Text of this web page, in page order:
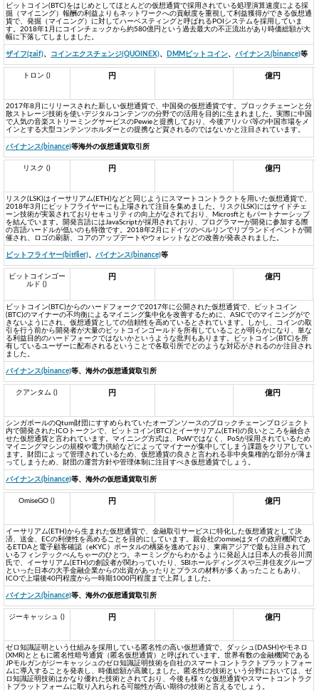
ビットコイン(BTC)をはじめとしてほとんどの仮想通貨で採用されている処理演算速度による採
掘（マイニング）報酬の利益よりもネットワークへの貢献度を重視して利益獲得ができる仮想通
貨で、発掘（マイニング）に対してハーベスティングと呼ばれるPOIシステムを採用していま
す。2018年1月にコインチェックから約580億円という過去最大の不正流出があり時価総額が大
幅に下落してしましました。
ザイフ(zaif)、 コインエクスチェンジ(QUOINEX)、 DMMビットコイン、バイナンス(binance)等
トロン () 円 億円
2017年8月にリリースされた新しい仮想通貨で、中国発の仮想通貨です。ブロックチェーンと分
散ストレージ技術を使いデジタルコンテンツの分野での活用を目的に生まれました。実際に中国
で人気の音楽ストリーミングサービスのPewieと提携しており、今後アリババ等の中国市場をメ
インとする大型コンテンツホルダーとの提携など賀されるのではないかと注目されています。
バイナンス(binance)等海外の仮想通貨取引所
リスク () 円 億円
リスク(LSK)はイーサリアム(ETH)などと同じようにスマートコントラクトを用いた仮想通貨で、
2018年3月にビットフライヤーにも上場されて注目を集めました。リスク(LSK)にはサイドチェ
ーン技術が実装されておりセキュリティの向上がなされており、Microsftともパートナーシップ
を結んでいます。開発言語にはJavaScriptが採用されており、プログラマーが開発に参加する際
の言語ハードルが低いのも特徴です。2018年2月にドイツのベルリンでリブランドイベントが開
催され、ロゴの刷新、コアのアップデートやウォレットなどの改善が発表されました。
ビットフライヤー(bitflier)、バイナンス(binance)等
ビットコインゴー
ルド ()
円 億円
ビットコイン(BTC)からのハードフォークで2017年に公開された仮想通貨で、ビットコイン
(BTC)のマイナーの不均衡によるマイニング集中化を改善するために、ASICでのマイニングがで
きないようにされ、仮想通貨としての信頼性を高めているとされています。しかし、コインの取
引を行う前から開発者が大量のビットコインゴールドを所有していることが明らかになり、単な
る利益目的のハードフォークではないかというような批判もあります。ビットコイン(BTC)を所
有しているユーザーに配布されるということで各取引所でどのような対応がされるのか注目され
ました。
バイナンス(binance)等、海外の仮想通貨取引所
クアンタム () 円 億円
シンガポールのQtum財団にすすめられていたオープンソースのブロックチェーンプロジェクト
内で開発されたICOトークンで、ビットコイン(BTC)とイーサリアム(ETH)の良いところを融合さ
せた仮想通貨と言われています。マイニング方式は、PoWではなく、PoSが採用されているため
マイニングマシンの規模や電力供給などによってマイナーが集中してしまう課題をクリアしてい
ます。財団によって管理されているため、仮想通貨の良さと言われる非中央集権的な部分が薄ま
ってしまうため、財団の運営方針や管理体制に注目すべき仮想通貨でしょう。
バイナンス(binance)等、海外の仮想通貨取引所
OmiseGO () 円 億円
イーサリアム(ETH)から生まれた仮想通貨で、金融取引サービスに特化した仮想通貨として決
済、送金、ECの利便性を高めることを目的にしています。親会社のomiseはタイの政府機関であ
るETDAと電子顧客確認（eKYC）ポータルの構築を進めており、東南アジアで最も注目されて
いるフィンテックべんちゃーのひとつ。ネーミングからわかるように発起人は日本人の長谷川潤
氏で、イーサリアム(ETH)の創設者が関わっていたり、SBIホールディングスや三井住友グループ
といった日本の大手金融企業からの出資があったりとプラスの材料が多くあったこともあり、
ICOで上場後40円程度から一時期1000円程度まで上昇しました。
バイナンス(binance)等、海外の仮想通貨取引所
ジーキャッシュ () 円 億円
ゼロ知識証明という仕組みを採用している匿名性の高い仮想通貨で、ダッシュ(DASH)やモネロ
(XMR)とともに匿名性暗号通貨（匿名仮想通貨）と呼ばれています。世界有数の金融機関である
JPモルガンがジーキャッシュのゼロ知識証明技術を自社のスマートコントラクトプラットフォー
ムに導入することを発表し、時価総額が高騰しました。匿名性の技術という分野においては、ゼ
ロ知識証明技術はかなり優れた技術とされており、今後も様々な仮想通貨やスマートコントラク
トプラットフォームに取り入れられる可能性が高い期待の技術と言えるでしょう。